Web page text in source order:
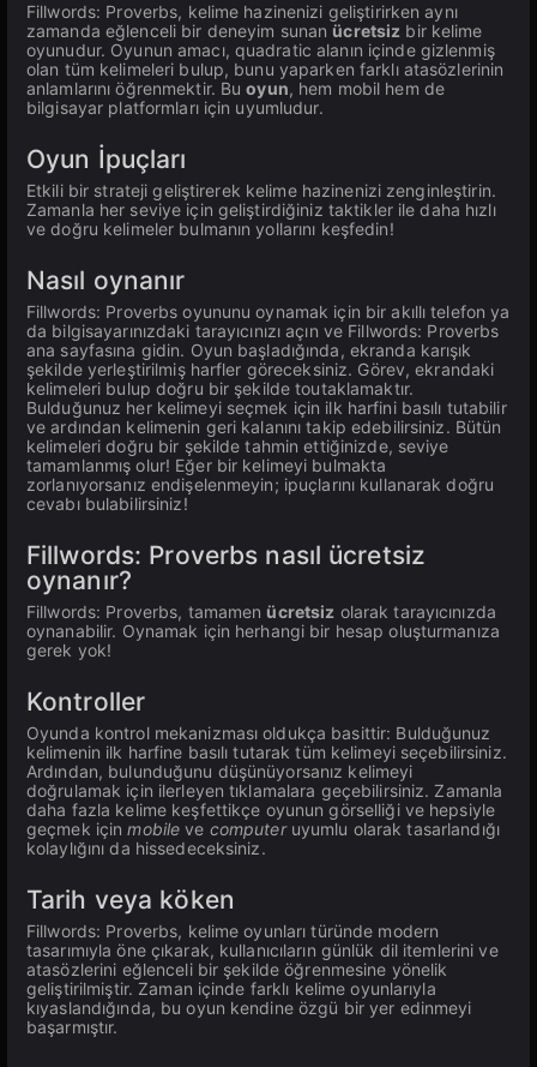
Fillwords: Proverbs, kelime hazinenizi geliştirirken aynı
zamanda eğlenceli bir deneyim sunan ücretsiz bir kelime
oyunudur. Oyunun amacı, quadratic alanın içinde gizlenmiş
olan tüm kelimeleri bulup, bunu yaparken farklı atasözlerinin
anlamlarını öğrenmektir. Buoyun, hem mobil hem de
bilgisayar platformları için uyumludur.
Oyun İpuçları
Etkili bir strateji geliştirerek kelime hazinenizi zenginleştirin.
Zamanla her seviye için geliştirdiğiniz taktikler ile daha hızlı
ve doğru kelimeler bulmanın yollarını keşfedin!
Nasıl oynanır
Fillwords: Proverbs oyununu oynamak için bir akıllı telefon ya
da bilgisayarınızdaki tarayıcınızı açın ve Fillwords: Proverbs
ana sayfasına gidin. Oyun başladığında, ekranda karışık
şekilde yerleştirilmiş harfler göreceksiniz. Görev, ekrandaki
kelimeleri bulup doğru bir şekilde toutaklamaktır.
Bulduğunuz her kelimeyi seçmek için ilk harfini basılı tutabilir
ve ardından kelimenin geri kalanını takip edebilirsiniz. Bütün
kelimeleri doğru bir şekilde tahmin ettiğinizde, seviye
tamamlanmış olur! Eğer bir kelimeyi bulmakta
zorlanıyorsanız endişelenmeyin; ipuçlarını kullanarak doğru
cevabı bulabilirsiniz!
Fillwords: Proverbs nasıl ücretsiz
oynanır?
Fillwords: Proverbs, tamamen ücretsiz olarak tarayıcınızda
oynanabilir. Oynamak için herhangi bir hesap oluşturmanıza
gerek yok!
Kontroller
Oyunda kontrol mekanizması oldukça basittir: Bulduğunuz
kelimenin ilk harfine basılı tutarak tüm kelimeyi seçebilirsiniz.
Ardından, bulunduğunu düşünüyorsanız kelimeyi
doğrulamak için ilerleyen tıklamalara geçebilirsiniz. Zamanla
daha fazla kelime keşfettikçe oyunun görselliği ve hepsiyle
geçmek içinmobile ve computeruyumlu olarak tasarlandığı
kolaylığını da hissedeceksiniz.
Tarih veya köken
Fillwords: Proverbs, kelime oyunları türünde modern
tasarımıyla öne çıkarak, kullanıcıların günlük dil itemlerini ve
atasözlerini eğlenceli bir şekilde öğrenmesine yönelik
geliştirilmiştir. Zaman içinde farklı kelime oyunlarıyla
kıyaslandığında, bu oyun kendine özgü bir yer edinmeyi
başarmıştır.